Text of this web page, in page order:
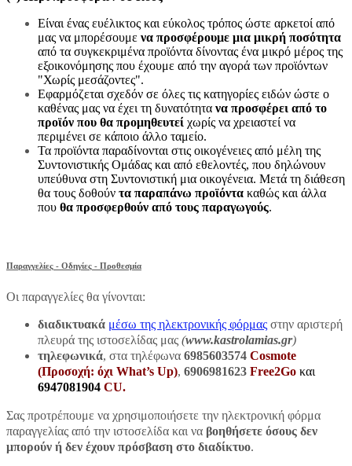
Είναι ένας ευέλικτος και εύκολος τρόπος ώστε αρκετοί από
μας να μπορέσουμε να προσφέρουμε μια μικρή ποσότητα
από τα συγκεκριμένα προϊόντα δίνοντας ένα μικρό μέρος της
εξοικονόμησης που έχουμε από την αγορά των προϊόντων
"Χωρίς μεσάζοντες".
Εφαρμόζεται σχεδόν σε όλες τις κατηγορίες ειδών ώστε ο
καθένας μας να έχει τη δυνατότητα να προσφέρει από το
προϊόν που θα προμηθευτεί χωρίς να χρειαστεί να
περιμένει σε κάποιο άλλο ταμείο.
Τα προϊόντα παραδίνονται στις οικογένειες από μέλη της
Συντονιστικής Ομάδας και από εθελοντές, που δηλώνουν
υπεύθυνα στη Συντονιστική μια οικογένεια. Μετά τη διάθεση
θα τους δοθούν τα παραπάνω προϊόντα καθώς και άλλα
που θα προσφερθούν από τους παραγωγούς.
Παραγγελίες - Οδηγίες - Προθεσμία
Οι παραγγελίες θα γίνονται:
διαδικτυακά μέσω της ηλεκτρονικής φόρμας στην αριστερή
πλευρά της ιστοσελίδας μας (www.kastrolamias.gr)
τηλεφωνικά, στα τηλέφωνα 6985603574 Cosmote
(Προσοχή: όχι What’s Up), 6906981623 Free2Go και
6947081904 CU.
Σας προτρέπουμε να χρησιμοποιήσετε την ηλεκτρονική φόρμα
παραγγελίας από την ιστοσελίδα και να βοηθήσετε όσους δεν
μπορούν ή δεν έχουν πρόσβαση στο διαδίκτυο.